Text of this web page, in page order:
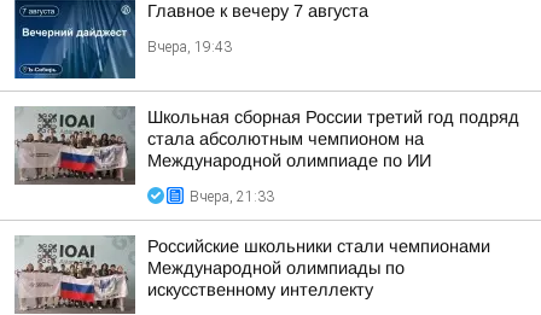
Главное к вечеру 7 августа
Вчера, 19:43
Школьная сборная России третий год подряд
стала абсолютным чемпионом на
Международной олимпиаде по ИИ
Вчера, 21:33
Российские школьники стали чемпионами
Международной олимпиады по
искусственному интеллекту